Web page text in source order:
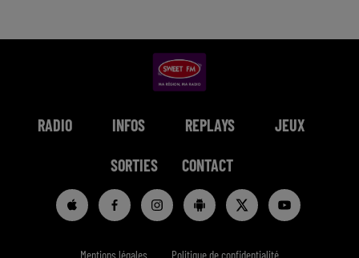
RADIO INFOS REPLAYS JEUX
SORTIES CONTACT
Mentions légales Politique de confidentialité